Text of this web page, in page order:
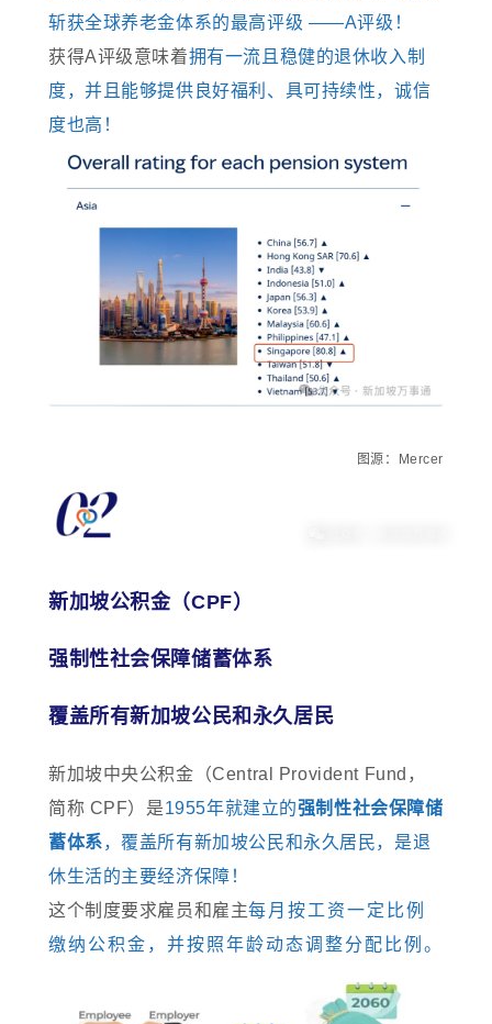
斩获全球养老金体系的最高评级 ——A评级！
获得A评级意味着拥有一流且稳健的退休收入制
度，并且能够提供良好福利、具可持续性，诚信
度也高！
图源：Mercer
新加坡公积金（CPF）
强制性社会保障储蓄体系
覆盖所有新加坡公民和永久居民
新加坡中央公积金（Central Provident Fund，
简称 CPF）是1955年就建立的强制性社会保障储
蓄体系，覆盖所有新加坡公民和永久居民，是退
休生活的主要经济保障！
这个制度要求雇员和雇主每月按工资一定比例
缴纳公积金，并按照年龄动态调整分配比例。